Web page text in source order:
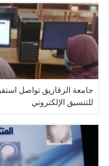
جامعة الزقازيق تواصل
للتنسيق الإلكتروني